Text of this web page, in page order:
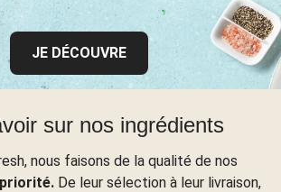
JE DÉCOUVRE
sur nos ingrédients
nous faisons de la qualité de nos
De leur sélection à leur livraison,